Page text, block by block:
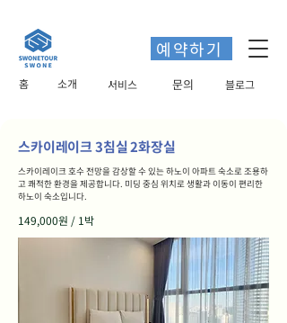
홈 소개 서비스 ​문의 블로그
예약하기
스카이레이크 3침실 2화장실
스카이레이크 호수 전망을 감상할 수 있는 하노이 아파트 숙소로 조용하
고 쾌적한 환경을 제공합니다. 미딩 중심 위치로 생활과 이동이 편리한
하노이 숙소입니다.
149,000원 / 1박